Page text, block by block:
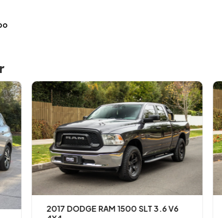
2017 DODGE RAM 1500 SLT 3.6 V6